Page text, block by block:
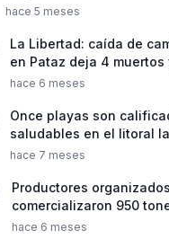
hace 5 meses
La Libertad: caída de
en Pataz deja 4
hace 6 meses
Once playas son
saludables en el litoral
hace 7 meses
Productores
comercializaron 950
hace 6 meses